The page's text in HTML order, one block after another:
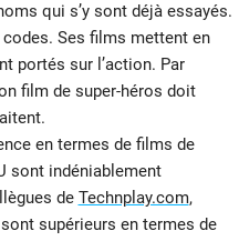
qui s’y sont déjà essayés.
codes. Ses films mettent en
portés sur l’action. Par
film de super-héros doit
en termes de films de
sont indéniablement
de Technplay.com,
supérieurs en termes de